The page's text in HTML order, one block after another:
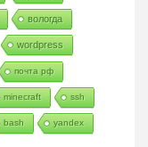
вологда
wordpress
почта рф
minecraft ssh
bash yandex